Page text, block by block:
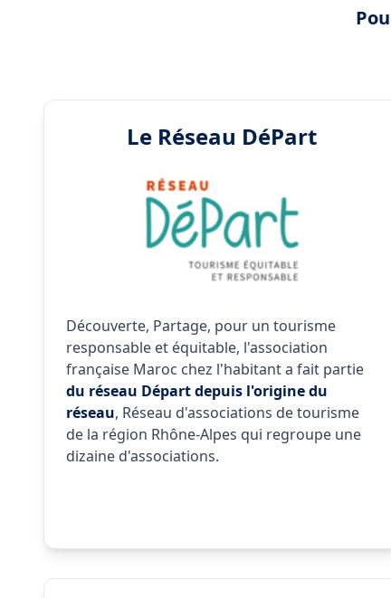
Le Réseau DéPart
Découverte, Partage, pour un tourisme
responsable et équitable, l'association
française Maroc chez l'habitant a fait partie
du réseau Départ depuis l'origine du
réseau, Réseau d'associations de tourisme
de la région Rhône-Alpes qui regroupe une
dizaine d'associations.